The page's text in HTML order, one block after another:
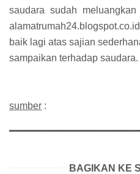
saudara sudah
baik lagi atas sajian
sampaikan terhadap saudara.
sumber :
BAGIKAN KE